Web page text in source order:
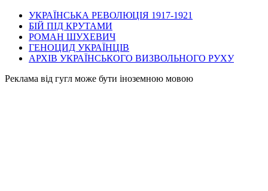
УКРАЇНСЬКА РЕВОЛЮЦІЯ 1917-1921
БІЙ ПІД КРУТАМИ
РОМАН ШУХЕВИЧ
ГЕНОЦИД УКРАЇНЦІВ
АРХІВ УКРАЇНСЬКОГО ВИЗВОЛЬНОГО РУХУ
Pеклама від гугл може бути іноземною мовою